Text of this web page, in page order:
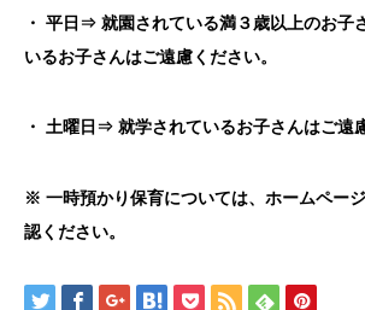
・ 平日⇒ 就園されている満３歳以上のお子
いるお子さんはご遠慮ください。
・ 土曜日⇒ 就学されているお子さんはご遠
※ 一時預かり保育については、 ホームペー
認ください。